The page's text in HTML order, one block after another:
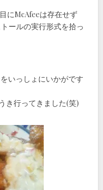
にMcAfeeは存在せず
ールの実行形式を拾っ
いっしょにいかがです
き行ってきました(笑)